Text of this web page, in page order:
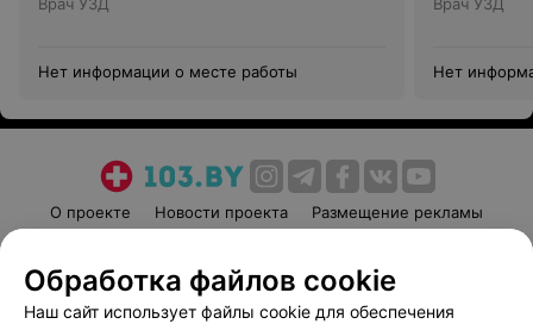
Нет информации о месте работы Нет
О проекте Новости проекта
Размещение рекламы
Пользовательское соглашение
Способы оплаты
Вакансии
Партнеры
Обработка файлов cookie
Наш сайт использует файлы cookie для обеспечения